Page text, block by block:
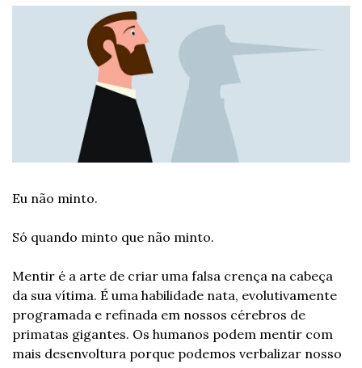
Eu não minto.
Só quando minto que não minto.
Mentir é a arte de criar uma falsa crença na cabeça
da sua vítima. É uma habilidade nata, evolutivamente
programada e refinada em nossos cérebros de
primatas gigantes. Os humanos podem mentir com
mais desenvoltura porque podemos verbalizar nosso